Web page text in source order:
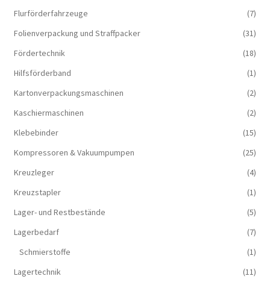
Flurförderfahrzeuge
(7)
Folienverpackung und Straffpacker
(31)
Fördertechnik
(18)
Hilfsförderband
(1)
Kartonverpackungsmaschinen
(2)
Kaschiermaschinen
(2)
Klebebinder
(15)
Kompressoren & Vakuum­pumpen
(25)
Kreuzleger
(4)
Kreuzstapler
(1)
Lager- und Restbestände
(5)
Lagerbedarf
(7)
Schmierstoffe
(1)
Lagertechnik
(11)